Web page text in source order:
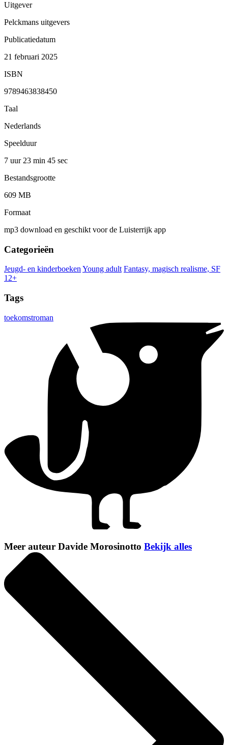
Uitgever
Pelckmans uitgevers
Publicatiedatum
21 februari 2025
ISBN
9789463838450
Taal
Nederlands
Speelduur
7 uur 23 min 45 sec
Bestandsgrootte
609 MB
Formaat
mp3 download en geschikt voor de Luisterrijk app
Categorieën
Jeugd- en kinderboeken Young adult Fantasy, magisch realisme, SF
12+
Tags
toekomstroman
Meer auteur Davide Morosinotto Bekijk alles